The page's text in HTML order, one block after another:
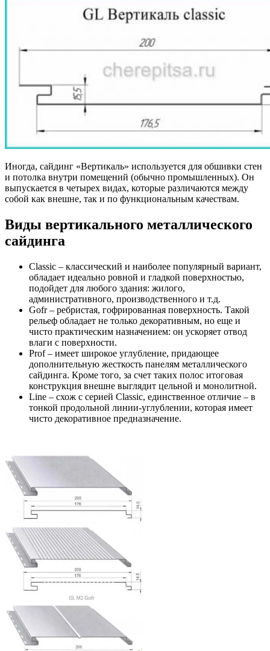
Иногда, сайдинг «Вертикаль» используется для обшивки стен
и потолка внутри помещений (обычно промышленных). Он
выпускается в четырех видах, которые различаются между
собой как внешне, так и по функциональным качествам.
Виды вертикального металлического
сайдинга
Classic – классический и наиболее популярный вариант,
обладает идеально ровной и гладкой поверхностью,
подойдет для любого здания: жилого,
административного, производственного и т.д.
Gofr – ребристая, гофрированная поверхность. Такой
рельеф обладает не только декоративным, но еще и
чисто практическим назначением: он ускоряет отвод
влаги с поверхности.
Prof – имеет широкое углубление, придающее
дополнительную жесткость панелям металлического
сайдинга. Кроме того, за счет таких полос итоговая
конструкция внешне выглядит цельной и монолитной.
Line – схож с серией Classic, единственное отличие – в
тонкой продольной линии-углублении, которая имеет
чисто декоративное предназначение.